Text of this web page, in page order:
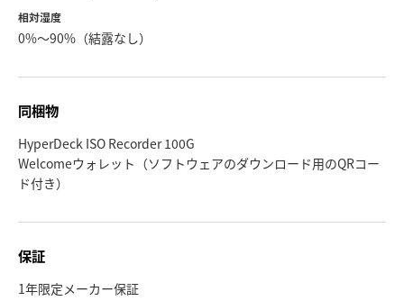
相対湿度
0%〜90%（結露なし）
同梱物
HyperDeck ISO Recorder 100G
Welcomeウォレット（ソフトウェアのダウンロード用のQRコー
ド付き）
保証
1年限定メーカー保証